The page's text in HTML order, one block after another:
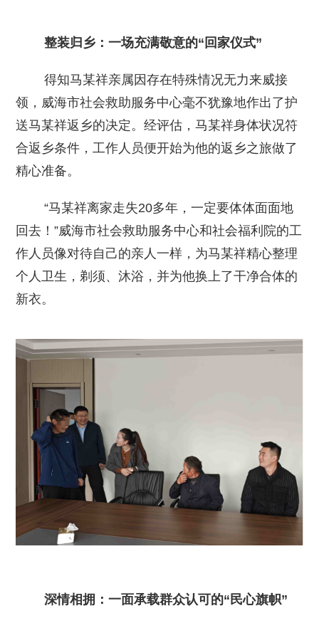
整装归乡：一场充满敬意的“回家仪式”
得知马某祥亲属因存在特殊情况无力来威接
领，威海市社会救助服务中心毫不犹豫地作出了护
送马某祥返乡的决定。经评估，马某祥身体状况符
合返乡条件，工作人员便开始为他的返乡之旅做了
精心准备。
“马某祥离家走失20多年，一定要体体面面地
回去！”威海市社会救助服务中心和社会福利院的工
作人员像对待自己的亲人一样，为马某祥精心整理
个人卫生，剃须、沐浴，并为他换上了干净合体的
新衣。
深情相拥：一面承载群众认可的“民心旗帜”